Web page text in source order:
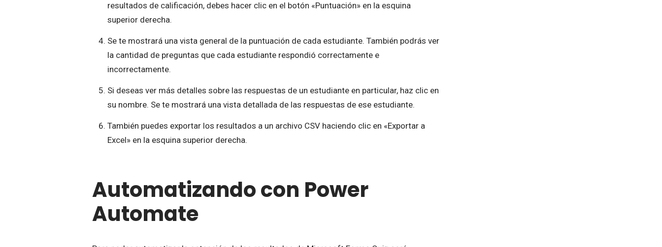
resultados de calificación, debes hacer clic en el botón «Puntuación» en la esquina
superior derecha.
Se te mostrará una vista general de la puntuación de cada estudiante. También podrás ver
la cantidad de preguntas que cada estudiante respondió correctamente e
incorrectamente.
Si deseas ver más detalles sobre las respuestas de un estudiante en particular, haz clic en
su nombre. Se te mostrará una vista detallada de las respuestas de ese estudiante.
También puedes exportar los resultados a un archivo CSV haciendo clic en «Exportar a
Excel» en la esquina superior derecha.
Automatizando con Power
Automate